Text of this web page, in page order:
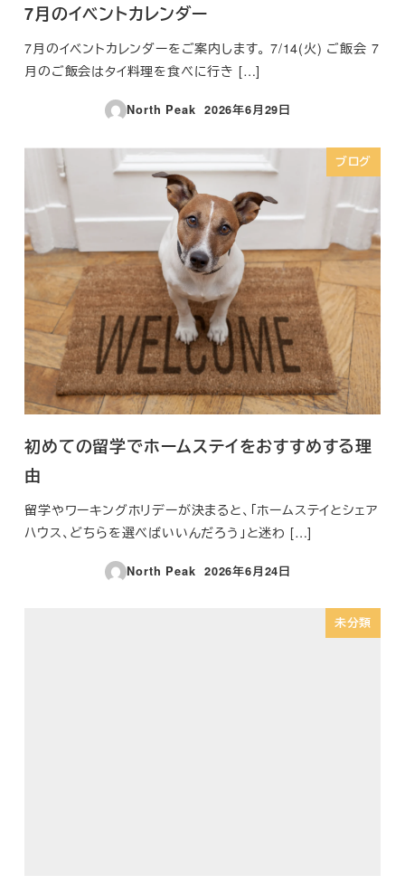
7月のイベントカレンダー
7月のイベントカレンダーをご案内します。 7/14(火) ご飯会 7
月のご飯会はタイ料理を食べに行き […]
North Peak
投稿日
2026年6月29日
ブログ
初めての留学でホームステイをおすすめする理
由
留学やワーキングホリデーが決まると、「ホームステイとシェア
ハウス、どちらを選べばいいんだろう」と迷わ […]
North Peak
投稿日
2026年6月24日
未分類